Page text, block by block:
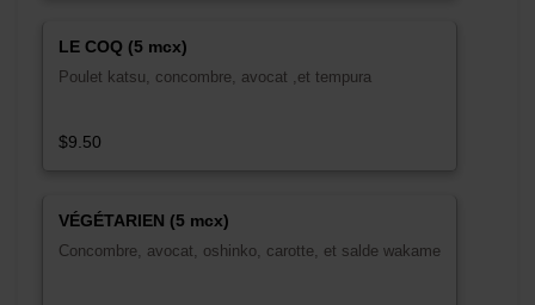
LE COQ (5 mcx)
Poulet katsu, concombre, avocat ,et tempura
$9.50
VÉGÉTARIEN (5 mcx)
Concombre, avocat, oshinko, carotte, et salde wakame